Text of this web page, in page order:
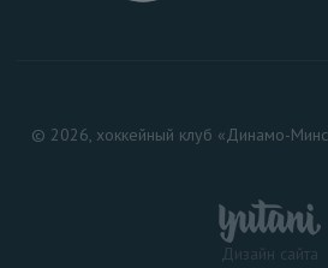
© 2026, хоккейный клуб «Динамо-
Дизайн сайта